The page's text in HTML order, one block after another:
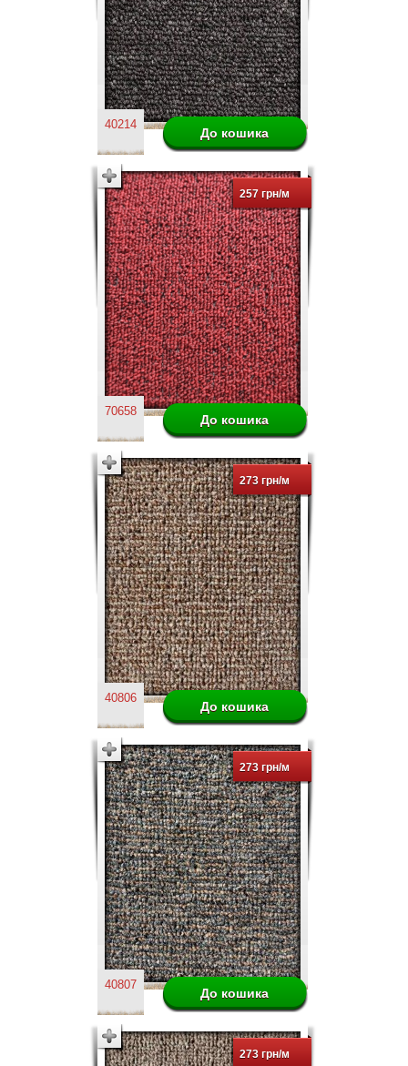
40214
257 грн/м
70658
273 грн/м
40806
273 грн/м
40807
273 грн/м